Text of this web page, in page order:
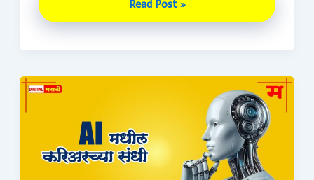
Read Post »
करिअरच्या
संधी
(Career